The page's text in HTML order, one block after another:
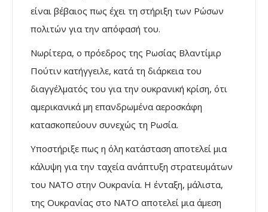
είναι βέβαιος πως έχει τη στήριξη των Ρώσων
πολιτών για την απόφασή του.
Νωρίτερα, ο πρόεδρος της Ρωσίας Βλαντίμιρ
Πούτιν κατήγγειλε, κατά τη διάρκεια του
διαγγέλματός του για την ουκρανική κρίση, ότι
αμερικανικά μη επανδρωμένα αεροσκάφη
κατασκοπεύουν συνεχώς τη Ρωσία.
Υποστήριξε πως η όλη κατάσταση αποτελεί μια
κάλυψη για την ταχεία ανάπτυξη στρατευμάτων
του ΝΑΤΟ στην Ουκρανία. Η ένταξη, μάλιστα,
της Ουκρανίας στο ΝΑΤΟ αποτελεί μια άμεση